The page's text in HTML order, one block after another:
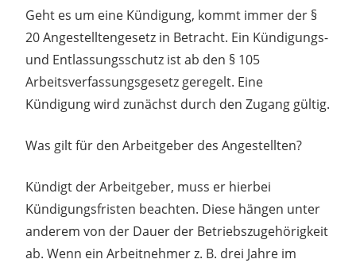
Geht es um eine Kündigung, kommt immer der §
20 Angestelltengesetz in Betracht. Ein Kündigungs-
und Entlassungsschutz ist ab den § 105
Arbeitsverfassungsgesetz geregelt. Eine
Kündigung wird zunächst durch den Zugang gültig.
Was gilt für den Arbeitgeber des Angestellten?
Kündigt der Arbeitgeber, muss er hierbei
Kündigungsfristen beachten. Diese hängen unter
anderem von der Dauer der Betriebszugehörigkeit
ab. Wenn ein Arbeitnehmer z. B. drei Jahre im